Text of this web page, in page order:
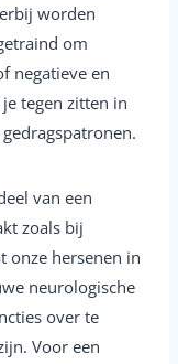
worden
om
negatieve en
tegen zitten in
van een
zoals bij
onze hersenen in
neurologische
over te
Voor een